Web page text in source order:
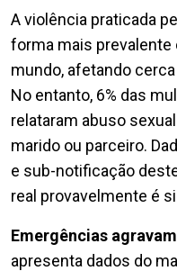
A violência praticada
forma mais
mundo, afetando
No entanto, 6% das
relataram abuso
marido ou parceiro.
e sub-notificação
real provavelmente é
Emergências
apresenta dados do